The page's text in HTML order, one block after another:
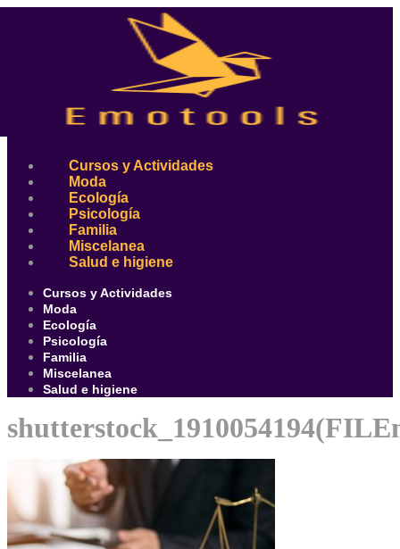
Cursos y Actividades
Moda
Ecología
Psicología
Familia
Miscelanea
Salud e higiene
Cursos y Actividades
Moda
Ecología
Psicología
Familia
Miscelanea
Salud e higiene